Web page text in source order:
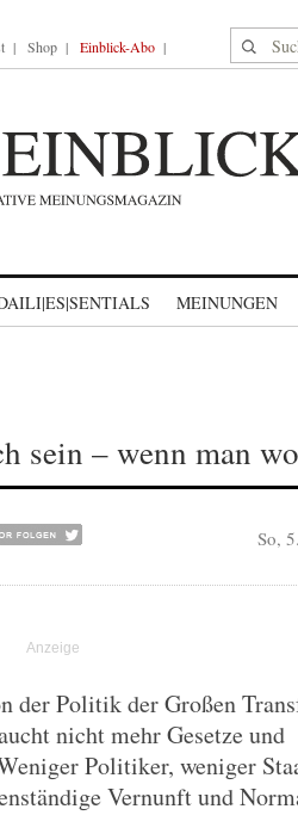
Shop Einblick-Abo Suche
MEINUNGEN
sein – wenn man
So,
der Politik der Großen
nicht mehr Gesetze und
Politiker, weniger
Vernunft und